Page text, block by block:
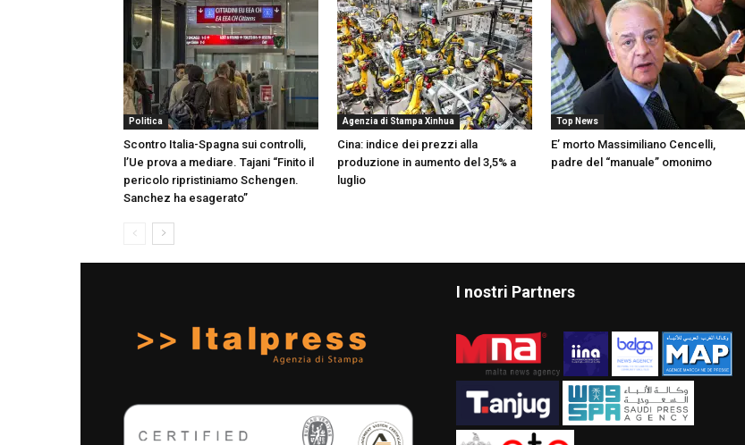
Politica
Scontro Italia-Spagna sui controlli,
l’Ue prova a mediare. Tajani “Finito il
pericolo ripristiniamo Schengen.
Sanchez ha esagerato”
Agenzia di Stampa Xinhua
Cina: indice dei prezzi alla
produzione in aumento del 3,5% a
luglio
Top News
E’ morto Massimiliano Cencelli,
padre del “manuale” omonimo
I nostri Partners